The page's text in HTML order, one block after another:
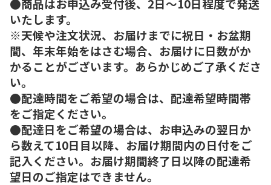
いたします。
※天候や注文状況、お届けまでに祝日・お盆期
間、年末年始をはさむ場合、お届けに日数がか
かることがございます。あらかじめご了承くださ
い。
●配達時間をご希望の場合は、配達希望時間帯
をご指定ください。
●配達日をご希望の場合は、お申込みの翌日か
ら数えて10日目以降、お届け期間内の日付をご
記入ください。お届け期間終了日以降の配達希
望日のご指定はできません。